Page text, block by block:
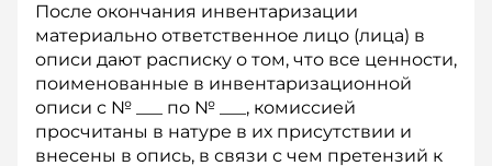
После окончания инвентаризации
материально ответственное лицо (лица) в
описи дают расписку о том, что все ценности,
поименованные в инвентаризационной
описи с № ___ по № ___, комиссией
просчитаны в натуре в их присутствии и
внесены в опись, в связи с чем претензий к